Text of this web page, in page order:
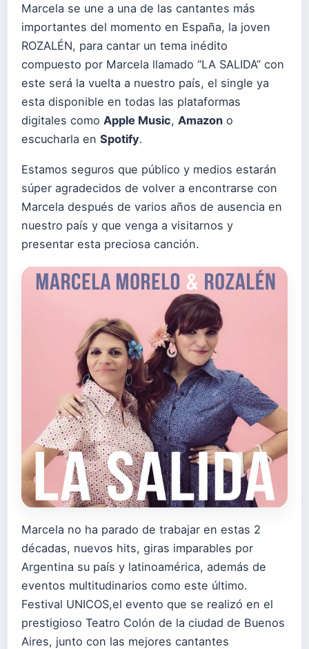
Marcela se une a una de las cantantes más
importantes del momento en España, la joven
ROZALÉN, para cantar un tema inédito
compuesto por Marcela llamado “LA SALIDA” con
este será la vuelta a nuestro país, el single ya
esta disponible en todas las plataformas
digitales como Apple Music, Amazon o
escucharla en Spotify.
Estamos seguros que público y medios estarán
súper agradecidos de volver a encontrarse con
Marcela después de varios años de ausencia en
nuestro país y que venga a visitarnos y
presentar esta preciosa canción.
Marcela no ha parado de trabajar en estas 2
décadas, nuevos hits, giras imparables por
Argentina su país y latinoamérica, además de
eventos multitudinarios como este último.
Festival UNICOS,el evento que se realizó en el
prestigioso Teatro Colón de la ciudad de Buenos
Aires, junto con las mejores cantantes